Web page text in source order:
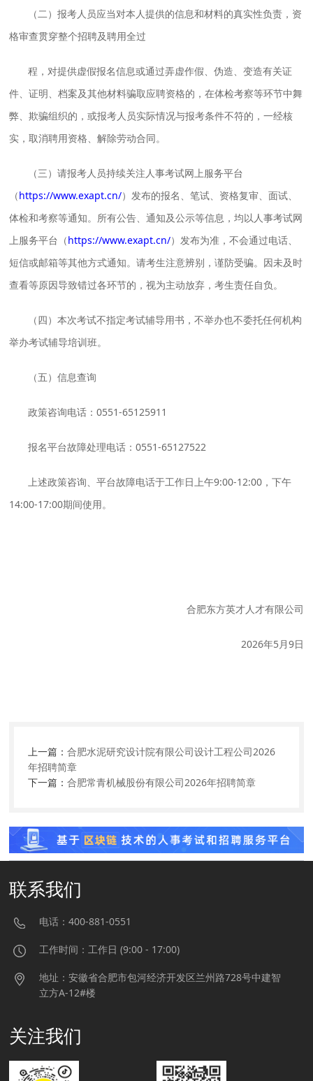
（二）报考人员应当对本人提供的信息和材料的真实性负责，资
格审查贯穿整个招聘及聘用全过
程，对提供虚假报名信息或通过弄虚作假、伪造、变造有关证
件、证明、档案及其他材料骗取应聘资格的，在体检考察等环节中舞
弊、欺骗组织的，或报考人员实际情况与报考条件不符的，一经核
实，取消聘用资格、解除劳动合同。
（三）请报考人员持续关注人事考试网上服务平台
（https://www.exapt.cn/）发布的报名、笔试、资格复审、面试、
体检和考察等通知。所有公告、通知及公示等信息，均以人事考试网
上服务平台（https://www.exapt.cn/）发布为准，不会通过电话、
短信或邮箱等其他方式通知。请考生注意辨别，谨防受骗。因未及时
查看等原因导致错过各环节的，视为主动放弃，考生责任自负。
（四）本次考试不指定考试辅导用书，不举办也不委托任何机构
举办考试辅导培训班。
（五）信息查询
政策咨询电话：0551-65125911
报名平台故障处理电话：0551-65127522
上述政策咨询、平台故障电话于工作日上午9:00-12:00，下午
14:00-17:00期间使用。
合肥东方英才人才有限公司
2026年5月9日
上一篇：合肥水泥研究设计院有限公司设计工程公司2026
年招聘简章
下一篇：合肥常青机械股份有限公司2026年招聘简章
联系我们
电话：400-881-0551
工作时间：工作日 (9:00 - 17:00)
地址：安徽省合肥市包河经济开发区兰州路728号中建智
立方A-12#楼
关注我们